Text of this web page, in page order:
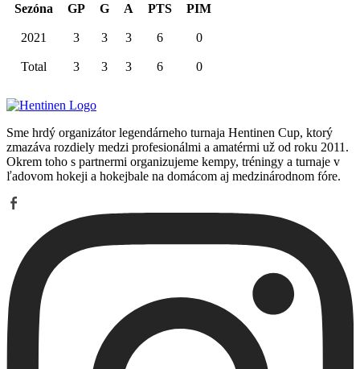
Sezóna GP G A PTS PIM
2021 3 3 3 6 0
Total 3 3 3 6 0
Sme hrdý organizátor legendárneho turnaja Hentinen Cup, ktorý
zmazáva rozdiely medzi profesionálmi a amatérmi už od roku 2011.
Okrem toho s partnermi organizujeme kempy, tréningy a turnaje v
ľadovom hokeji a hokejbale na domácom aj medzinárodnom fóre.